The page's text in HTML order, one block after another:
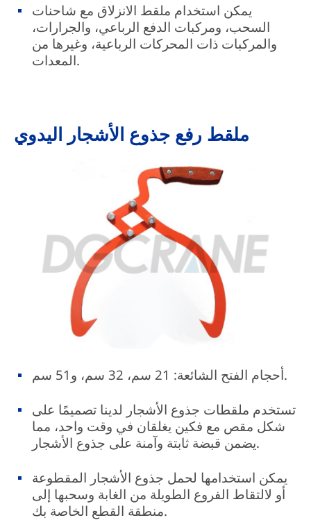
يمكن استخدام ملقط الانزلاق مع شاحنات
السحب، ومركبات الدفع الرباعي، والجرارات،
والمركبات ذات المحركات الرباعية، وغيرها من
المعدات.
ملقط رفع جذوع الأشجار اليدوي
أحجام الفتح الشائعة: 21 سم، 32 سم، و51 سم.
تستخدم ملقطات جذوع الأشجار لدينا تصميمًا على
شكل مقص مع فكين يغلقان في وقت واحد، مما
يضمن قبضة ثابتة وآمنة على جذوع الأشجار.
يمكن استخدامها لحمل جذوع الأشجار المقطوعة
أو لالتقاط الفروع الطويلة من الغابة وسحبها إلى
منطقة القطع الخاصة بك.